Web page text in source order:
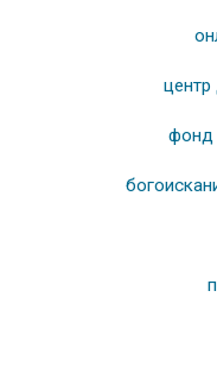
фонд